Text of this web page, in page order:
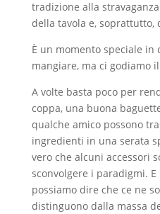
tradizione alla
della tavola e, soprattutto,
È un momento speciale
mangiare, ma ci godiamo
A volte basta poco per
coppa, una buona
qualche amico possono
ingredienti in una serata
vero che alcuni accessori
sconvolgere i paradigmi.
possiamo dire che ce ne
distinguono dalla massa